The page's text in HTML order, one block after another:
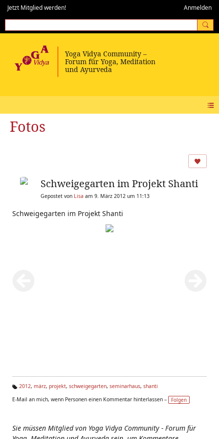
Jetzt Mitglied werden! Anmelden
Fotos
Schweigegarten im Projekt Shanti
Gepostet von Lisa am 9. März 2012 um 11:13
Schweigegarten im Projekt Shanti
g
2012, märz, projekt, schweigegarten, seminarhaus, shanti
E-Mail an mich, wenn Personen einen Kommentar hinterlassen –
Folgen
Sie müssen Mitglied von Yoga Vidya Community - Forum für